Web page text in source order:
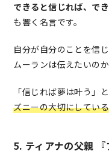
できると信じれば、で
も響く名言です。
自分が自分のことを信
ムーランは伝えたいの
「信じれば夢は叶う」
ズニーの大切にしてい
5. ティアナの父親 『